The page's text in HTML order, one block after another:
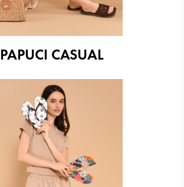
PAPUCI CASUAL